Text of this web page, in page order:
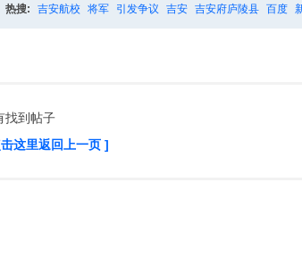
热搜: 吉安航校 将军 引发争议 吉安 吉安府庐陵县 百度
找到帖子
这里返回上一页 ]